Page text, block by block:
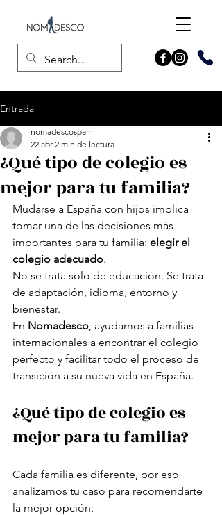
Entrada
¿Qué tipo de colegio es
mejor para tu familia?
nomadescospain
22 abr 2 min de lectura
Mudarse a España con hijos implica
tomar una de las decisiones más
importantes para tu familia: elegir el
colegio adecuado.
No se trata solo de educación. Se trata
de adaptación, idioma, entorno y
bienestar.
En Nomadesco, ayudamos a familias
internacionales a encontrar el colegio
perfecto y facilitar todo el proceso de
transición a su nueva vida en España.
¿Qué tipo de colegio es
mejor para tu familia?
Cada familia es diferente, por eso
analizamos tu caso para recomendarte
la mejor opción: